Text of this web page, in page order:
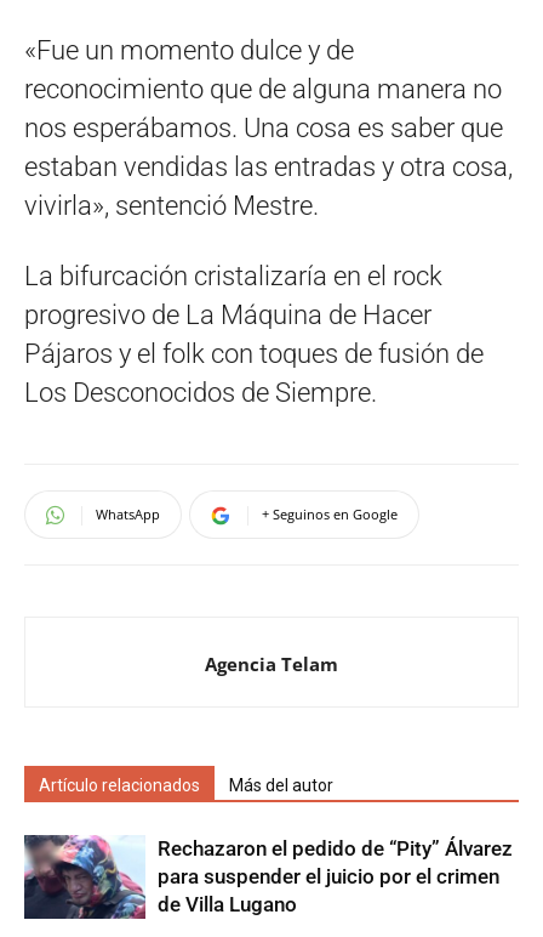
«Fue un momento dulce y de
reconocimiento que de alguna manera no
nos esperábamos. Una cosa es saber que
estaban vendidas las entradas y otra cosa,
vivirla», sentenció Mestre.
La bifurcación cristalizaría en el rock
progresivo de La Máquina de Hacer
Pájaros y el folk con toques de fusión de
Los Desconocidos de Siempre.
WhatsApp + Seguinos en Google
Agencia Telam
Artículo relacionados Más del autor
Rechazaron el pedido de “Pity” Álvarez
para suspender el juicio por el crimen
de Villa Lugano